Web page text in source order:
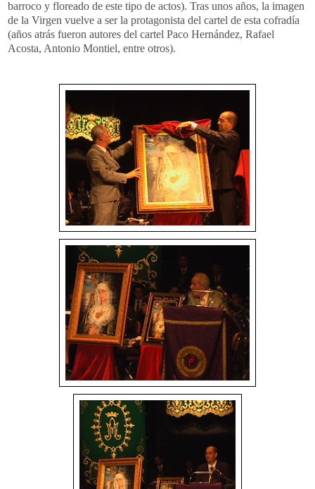
barroco y floreado de este tipo de actos). Tras unos años, la imagen
de la Virgen vuelve a ser la protagonista del cartel de esta cofradía
(años atrás fueron autores del cartel Paco Hernández, Rafael
Acosta, Antonio Montiel, entre otros).